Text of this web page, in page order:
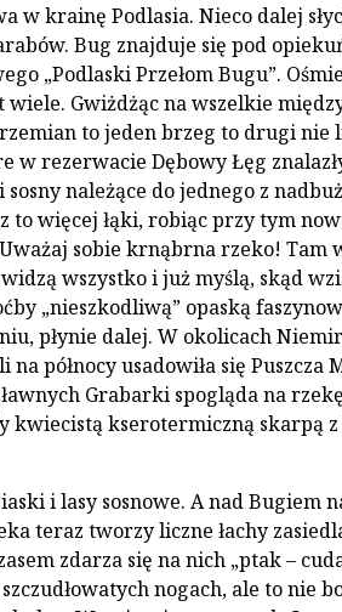
w krainę Podlasia. Nieco dalej
Bug znajduje się pod
„Podlaski Przełom Bugu”.
wiele. Gwiżdżąc na wszelkie
to jeden brzeg to drugi nie
w rezerwacie Dębowy Łęg
należące do jednego z
to więcej łąki, robiąc przy tym
sobie krnąbrna rzeko! Tam
wszystko i już myślą, skąd
„nieszkodliwą” opaską
płynie dalej. W okolicach
na północy usadowiła się Puszcza
Grabarki spogląda na
kwiecistą kserotermiczną skarpą
i lasy sosnowe. A nad Bugiem
teraz tworzy liczne łachy
zdarza się na nich „ptak –
nogach, ale to nie